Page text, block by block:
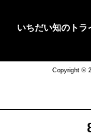
いちだい知のトラ
Copyright ©